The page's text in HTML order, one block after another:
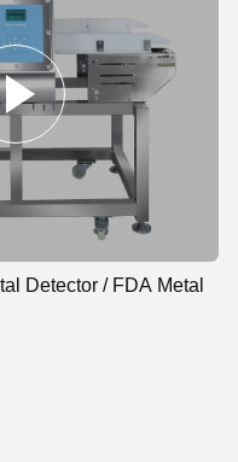
Detector / FDA Metal